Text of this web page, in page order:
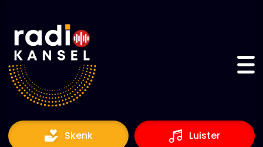
content
Skenk Luister